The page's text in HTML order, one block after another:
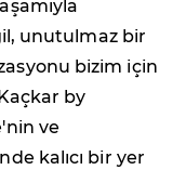
unutulmaz bir
bizim için
by
ve
kalıcı bir yer